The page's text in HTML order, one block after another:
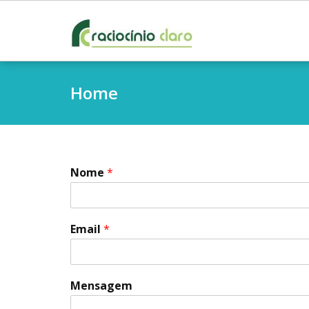
Home
Nome *
Email *
Mensagem